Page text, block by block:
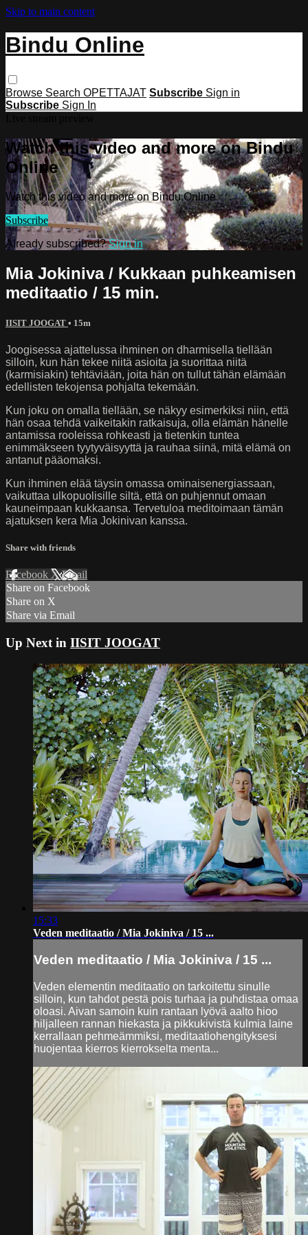
Skip to main content
Bindu Online
Browse Search OPETTAJAT Subscribe Sign in
Subscribe Sign In
Watch this video and more on Bindu
Online
Watch this video and more on Bindu Online
Subscribe
Already subscribed?Sign in
Mia Jokiniva / Kukkaan puhkeamisen
meditaatio / 15 min.
IISIT JOOGAT • 15m
Joogisessa ajattelussa ihminen on dharmisella tiellään
silloin, kun hän tekee niitä asioita ja suorittaa niitä
(karmisiakin) tehtäviään, joita hän on tullut tähän elämään
edellisten tekojensa pohjalta tekemään.
Kun joku on omalla tiellään, se näkyy esimerkiksi niin, että
hän osaa tehdä vaikeitakin ratkaisuja, olla elämän hänelle
antamissa rooleissa rohkeasti ja tietenkin tuntea
enimmäkseen tyytyväisyyttä ja rauhaa siinä, mitä elämä on
antanut pääomaksi.
Kun ihminen elää täysin omassa ominaisenergiassaan,
vaikuttaa ulkopuolisille siltä, että on puhjennut omaan
kauneimpaan kukkaansa. Tervetuloa meditoimaan tämän
ajatuksen kera Mia Jokinivan kanssa.
Share with friends
Facebook XEmail
Share on Facebook
Share on X
Share via Email
Up Next in IISIT JOOGAT
15:33
Veden meditaatio / Mia Jokiniva / 15 ...
Veden meditaatio / Mia Jokiniva / 15 ...
Veden elementin meditaatio on tarkoitettu sinulle
silloin, kun tahdot pestä pois turhaa ja puhdistaa omaa
oloasi. Aivan samoin kuin rantaan lyövä aalto hioo
hiljalleen rannan hiekasta ja pikkukivistä kulmia laine
kerrallaan pehmeämmiksi, meditaatiohengityksesi
huojentaa kierros kierrokselta menta...